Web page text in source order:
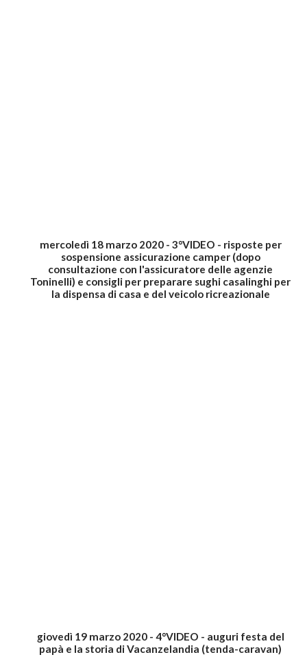
mercoledì 18 marzo 2020 - 3°VIDEO - risposte per
sospensione assicurazione camper (dopo
consultazione con l'assicuratore delle agenzie
Toninelli) e consigli per preparare sughi casalinghi per
la dispensa di casa e del veicolo ricreazionale
giovedì 19 marzo 2020 - 4°VIDEO - auguri festa del
papà e la storia di Vacanzelandia (tenda-caravan)